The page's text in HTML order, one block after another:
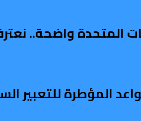
المتحدة واضحة..
المؤطرة للتعبير